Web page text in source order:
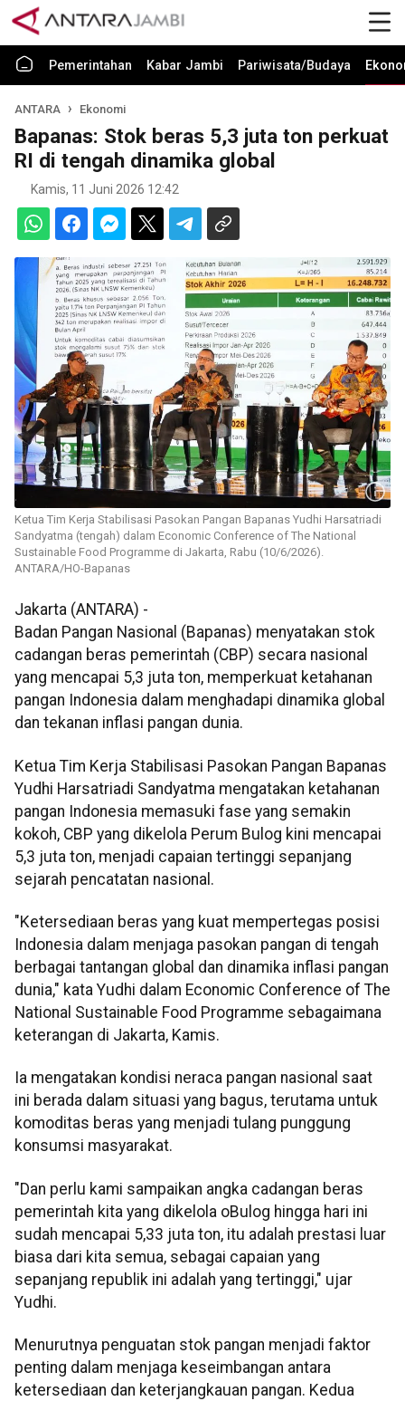
Pemerintahan Kabar Jambi Pariwisata/Budaya
ANTARA Ekonomi
Bapanas: Stok beras 5,3 juta ton perkuat
RI di tengah dinamika global
Kamis, 11 Juni 2026 12:42
Ketua Tim Kerja Stabilisasi Pasokan Pangan Bapanas Yudhi Harsatriadi
Sandyatma (tengah) dalam Economic Conference of The National
Sustainable Food Programme di Jakarta, Rabu (10/6/2026).
ANTARA/HO-Bapanas
Jakarta (ANTARA) -
Badan Pangan Nasional (Bapanas) menyatakan stok
cadangan beras pemerintah (CBP) secara nasional
yang mencapai 5,3 juta ton, memperkuat ketahanan
pangan Indonesia dalam menghadapi dinamika global
dan tekanan inflasi pangan dunia.
Ketua Tim Kerja Stabilisasi Pasokan Pangan Bapanas
Yudhi Harsatriadi Sandyatma mengatakan ketahanan
pangan Indonesia memasuki fase yang semakin
kokoh, CBP yang dikelola Perum Bulog kini mencapai
5,3 juta ton, menjadi capaian tertinggi sepanjang
sejarah pencatatan nasional.
"Ketersediaan beras yang kuat mempertegas posisi
Indonesia dalam menjaga pasokan pangan di tengah
berbagai tantangan global dan dinamika inflasi pangan
dunia," kata Yudhi dalam Economic Conference of The
National Sustainable Food Programme sebagaimana
keterangan di Jakarta, Kamis.
Ia mengatakan kondisi neraca pangan nasional saat
ini berada dalam situasi yang bagus, terutama untuk
komoditas beras yang menjadi tulang punggung
konsumsi masyarakat.
"Dan perlu kami sampaikan angka cadangan beras
pemerintah kita yang dikelola oBulog hingga hari ini
sudah mencapai 5,33 juta ton, itu adalah prestasi luar
biasa dari kita semua, sebagai capaian yang
sepanjang republik ini adalah yang tertinggi," ujar
Yudhi.
Menurutnya penguatan stok pangan menjadi faktor
penting dalam menjaga keseimbangan antara
ketersediaan dan keterjangkauan pangan. Kedua